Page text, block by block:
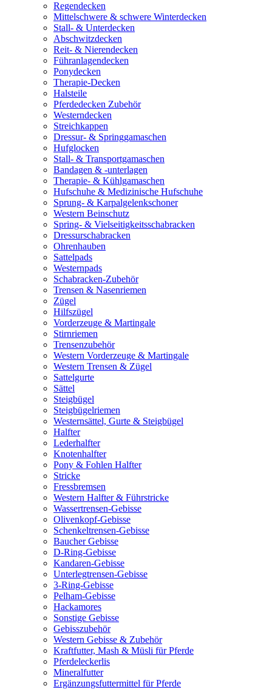
Regendecken
Mittelschwere & schwere Winterdecken
Stall- & Unterdecken
Abschwitzdecken
Reit- & Nierendecken
Führanlagendecken
Ponydecken
Therapie-Decken
Halsteile
Pferdedecken Zubehör
Westerndecken
Streichkappen
Dressur- & Springgamaschen
Hufglocken
Stall- & Transportgamaschen
Bandagen & -unterlagen
Therapie- & Kühlgamaschen
Hufschuhe & Medizinische Hufschuhe
Sprung- & Karpalgelenkschoner
Western Beinschutz
Spring- & Vielseitigkeitsschabracken
Dressurschabracken
Ohrenhauben
Sattelpads
Westernpads
Schabracken-Zubehör
Trensen & Nasenriemen
Zügel
Hilfszügel
Vorderzeuge & Martingale
Stirnriemen
Trensenzubehör
Western Vorderzeuge & Martingale
Western Trensen & Zügel
Sattelgurte
Sättel
Steigbügel
Steigbügelriemen
Westernsättel, Gurte & Steigbügel
Halfter
Lederhalfter
Knotenhalfter
Pony & Fohlen Halfter
Stricke
Fressbremsen
Western Halfter & Führstricke
Wassertrensen-Gebisse
Olivenkopf-Gebisse
Schenkeltrensen-Gebisse
Baucher Gebisse
D-Ring-Gebisse
Kandaren-Gebisse
Unterlegtrensen-Gebisse
3-Ring-Gebisse
Pelham-Gebisse
Hackamores
Sonstige Gebisse
Gebisszubehör
Western Gebisse & Zubehör
Kraftfutter, Mash & Müsli für Pferde
Pferdeleckerlis
Mineralfutter
Ergänzungsfuttermittel für Pferde